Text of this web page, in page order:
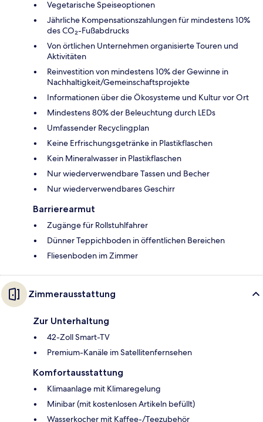
Vegetarische Speiseoptionen
Jährliche Kompensationszahlungen für mindestens 10%
des CO₂-Fußabdrucks
Von örtlichen Unternehmen organisierte Touren und
Aktivitäten
Reinvestition von mindestens 10% der Gewinne in
Nachhaltigkeit/Gemeinschaftsprojekte
Informationen über die Ökosysteme und Kultur vor Ort
Mindestens 80% der Beleuchtung durch LEDs
Umfassender Recyclingplan
Keine Erfrischungsgetränke in Plastikflaschen
Kein Mineralwasser in Plastikflaschen
Nur wiederverwendbare Tassen und Becher
Nur wiederverwendbares Geschirr
Barrierearmut
Zugänge für Rollstuhlfahrer
Dünner Teppichboden in öffentlichen Bereichen
Fliesenboden im Zimmer
Zimmerausstattung
Zur Unterhaltung
42-Zoll Smart-TV
Premium-Kanäle im Satellitenfernsehen
Komfortausstattung
Klimaanlage mit Klimaregelung
Minibar (mit kostenlosen Artikeln befüllt)
Wasserkocher mit Kaffee-/Teezubehör